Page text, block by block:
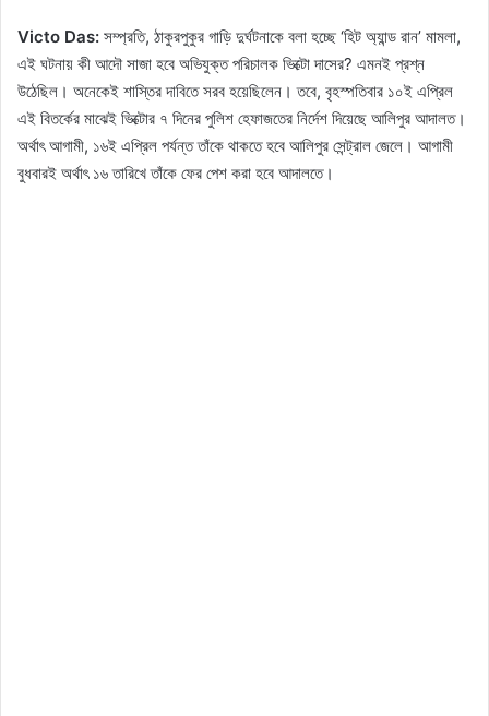
Victo Das: সম্প্রতি, ঠাকুরপুকুর গাড়ি দুর্ঘটনাকে বলা হচ্ছে ‘হিট অ্যান্ড রান’ মামলা,
এই ঘটনায় কী আদৌ সাজা হবে অভিযুক্ত পরিচালক ভিক্টো দাসের? এমনই প্রশ্ন
উঠেছিল। অনেকেই শাস্তির দাবিতে সরব হয়েছিলেন। তবে, বৃহস্পতিবার ১০ই এপ্রিল
এই বিতর্কের মাঝেই ভিক্টোর ৭ দিনের পুলিশ হেফাজতের নির্দেশ দিয়েছে আলিপুর আদালত।
অর্থাৎ আগামী, ১৬ই এপ্রিল পর্যন্ত তাঁকে থাকতে হবে আলিপুর সেন্ট্রাল জেলে। আগামী
বুধবারই অর্থাৎ ১৬ তারিখে তাঁকে ফের পেশ করা হবে আদালতে।